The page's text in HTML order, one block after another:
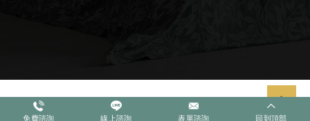
免費諮詢 線上諮詢 表單諮詢 回到頂部